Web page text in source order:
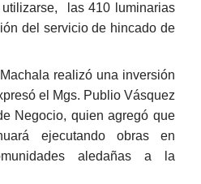
las 410 luminarias
del servicio de hincado de
realizó una inversión
el Mgs. Publio Vásquez
Negocio, quien agregó que
ejecutando obras en
aledañas a la